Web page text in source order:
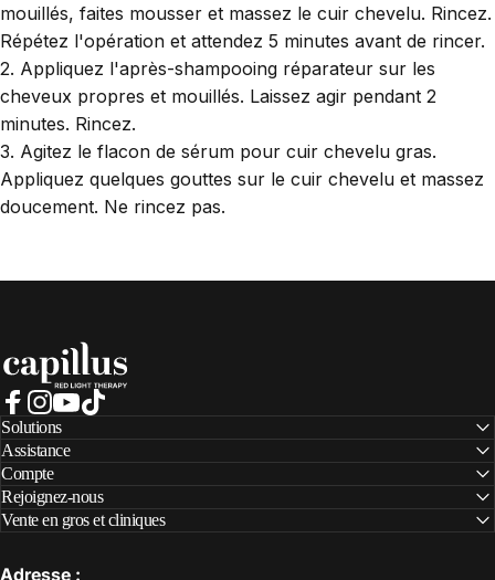
mouillés, faites mousser et massez le cuir chevelu. Rincez.
Répétez l'opération et attendez 5 minutes avant de rincer.
2. Appliquez l'après-shampooing réparateur sur les
cheveux propres et mouillés. Laissez agir pendant 2
minutes. Rincez.
3. Agitez le flacon de sérum pour cuir chevelu gras.
Appliquez quelques gouttes sur le cuir chevelu et massez
doucement. Ne rincez pas.
Capillus
Facebook
Instagram
YouTube
Adresse :
Solutions
Assistance
Compte
Rejoignez-nous
Vente en gros et cliniques